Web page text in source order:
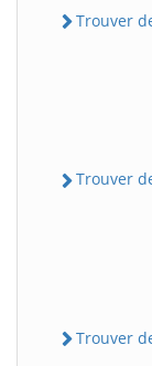
Trouver
Trouver
Trouver